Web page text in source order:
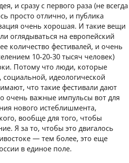
и сразу с первого раза (не всегда
просто отлично, и публика
очень хорошая. И такие вещи
оглядываться на европейский
количество фестивалей, и очень
10-20-30 тысяч человек)
Потому что люди, которые
идеологической
что такие фестивали дают
очень важные импульсы вот для
нового истеблишмента,
вообще для того, чтобы
Я за то, чтобы это двигалось
— тем более, это еще
в единое поле.